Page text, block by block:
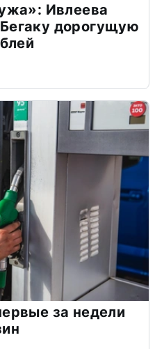
Ивлеева
дорогущую
за недели